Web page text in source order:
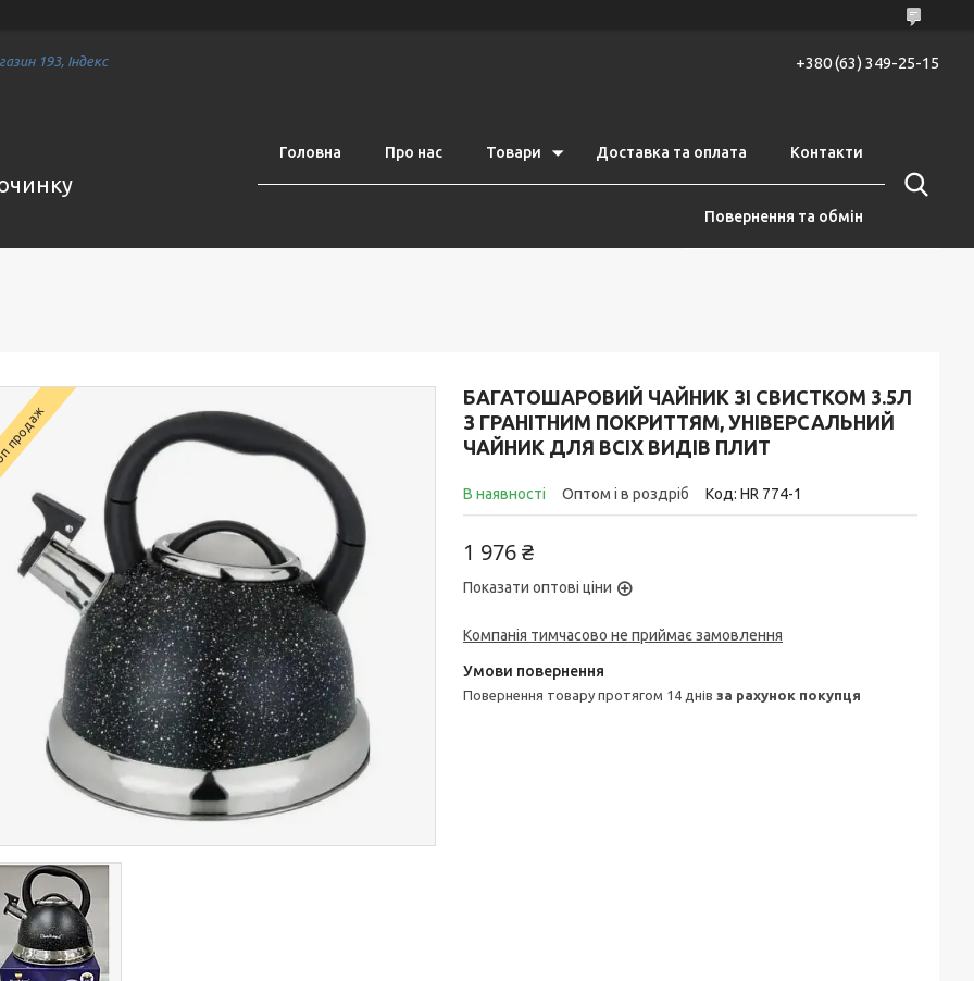
193, Індекс +380 (63) 349-25-15
Головна Про нас Товари Доставка та оплата Контакти
Повернення та обмін
БАГАТОШАРОВИЙ ЧАЙНИК ЗІ СВИСТКОМ 3.5Л
З ГРАНІТНИМ ПОКРИТТЯМ, УНІВЕРСАЛЬНИЙ
ЧАЙНИК ДЛЯ ВСІХ ВИДІВ ПЛИТ
В наявності Оптом і в роздріб Код: HR 774-1
1 976 ₴
Показати оптові ціни
Компанія тимчасово не приймає замовлення
повернення товару протягом 14 днів за рахунок покупця